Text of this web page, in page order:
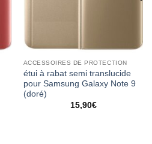
ACCESSOIRES DE PROTECTION
étui à rabat semi translucide
pour Samsung Galaxy Note 9
(doré)
15,90€